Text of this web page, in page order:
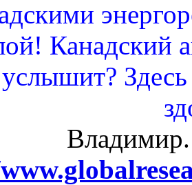
Канадский